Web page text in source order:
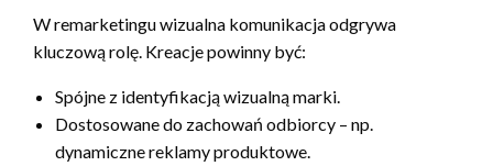
W remarketingu wizualna komunikacja odgrywa
kluczową rolę. Kreacje powinny być:
Spójne z identyfikacją wizualną marki.
Dostosowane do zachowań odbiorcy – np.
dynamiczne reklamy produktowe.